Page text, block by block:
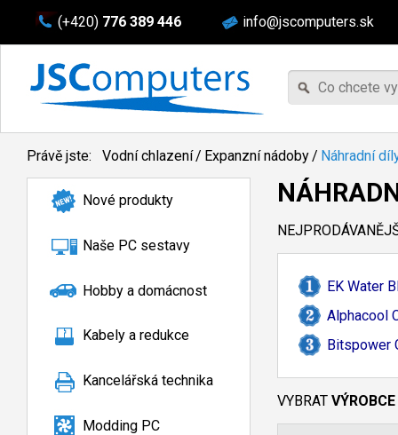
(+420) 776 389 446 info@jscomputers.sk
Právě jste: Vodní chlazení/ Expanzní nádoby/ Náhradní
Nové produkty
Naše PC sestavy
Hobby a domácnost
Kabely a redukce
Kancelářská technika
Modding PC
EK Water
Alphacool
Bitspower
VYBRAT VÝROBCE